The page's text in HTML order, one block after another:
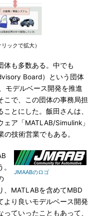
ックで拡大）
も多数ある。中でも
Board）という団体
モデルベース開発を推進
こで、この団体の事務局担
とにした。飯田さんは、
ア「MATLAB/Simulink」
技術営業でもある。
JMAABのロゴ
、MATLABを含めてMBD
より良いモデルベース開発
ていったこともあって、